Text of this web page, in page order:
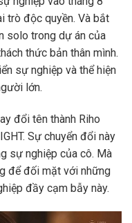
trò độc quyền. Và bắt
solo trong dự án của
thức bản thân mình.
sự nghiệp và thể hiện
lớn.
đổi tên thành Riho
Sự chuyển đổi này
sự nghiệp của cô. Mà
để đối mặt với những
đầy cạm bẫy này.